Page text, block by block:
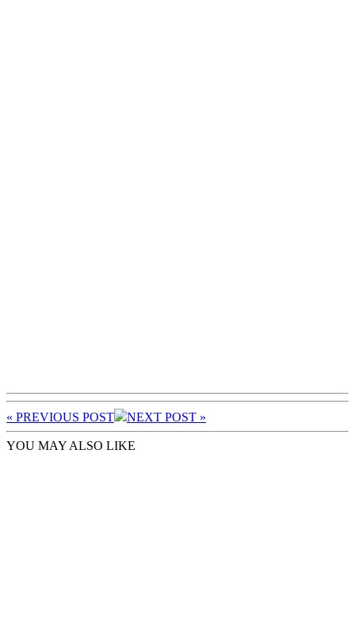
« PREVIOUS POST NEXT POST »
YOU MAY ALSO LIKE